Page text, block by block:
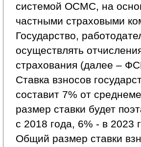
системой ОСМС, на
частными страховыми
Государство,
осуществлять
страхования (далее –
Ставка взносов
составит 7% от
размер ставки будет
с 2018 года, 6% - в 2023
Общий размер ставки